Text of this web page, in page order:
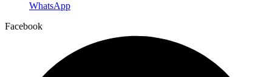
WhatsApp
Facebook